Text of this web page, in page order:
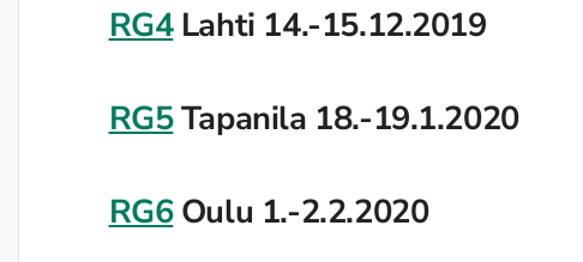
RG4Lahti 14.-15.12.2019
RG5Tapanila 18.-19.1.2020
RG6Oulu 1.-2.2.2020